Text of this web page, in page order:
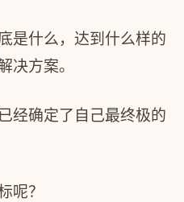
是什么，达到什么样的
决方案。
经确定了自己最终极的
呢？